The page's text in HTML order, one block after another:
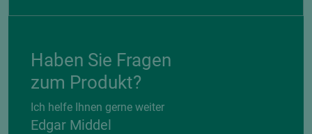
Haben Sie Fragen
zum Produkt?
Ich helfe Ihnen gerne weiter
Edgar Middel